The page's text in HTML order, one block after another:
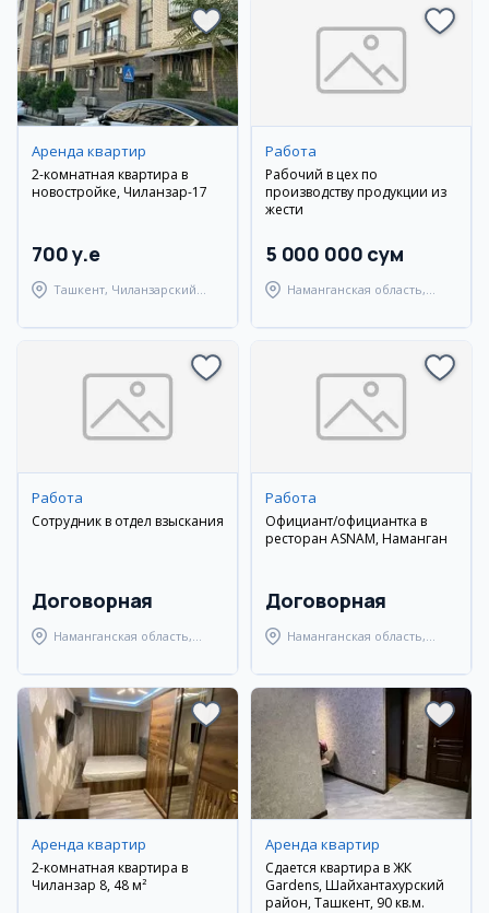
Аренда квартир
2-комнатная квартира в
новостройке, Чиланзар-17
700 y.e
Ташкент, Чиланзарский
Работа
Рабочий в цех по
производству продукции из
жести
5 000 000 сум
Наманганская область,
Работа
Сотрудник в отдел взыскания
Договорная
Наманганская область,
Работа
Официант/официантка в
ресторан ASNAM, Наманган
Договорная
Наманганская область,
Аренда квартир
2-комнатная квартира в
Чиланзар 8, 48 м²
Аренда квартир
Сдается квартира в ЖК
Gardens, Шайхантахурский
район, Ташкент, 90 кв.м.